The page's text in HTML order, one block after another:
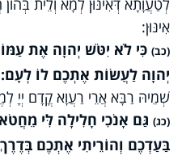
לְטַעֲוָתָא דְּאִינּוּן לְמָא וְלֵית
אִינּוּן:
(כב) כִּי לֹא יִטֹּשׁ יְהוָה אֶת
יְהוָה לַעֲשׂוֹת אֶתְכֶם לוֹ לְעָם:
שְׁמֵיהּ רַבָּא אֲרֵי רַעֲוָא קֳדָם יְיָ
(כג) גַּם אָנֹכִי חָלִילָה לִּי
בַּעַדְכֶם וְהוֹרֵיתִי אֶתְכֶם